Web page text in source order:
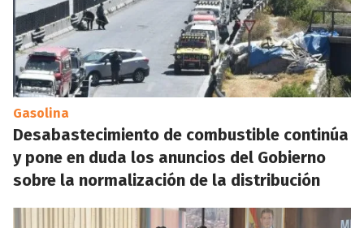
Gasolina
Desabastecimiento de combustible continúa
y pone en duda los anuncios del Gobierno
sobre la normalización de la distribución